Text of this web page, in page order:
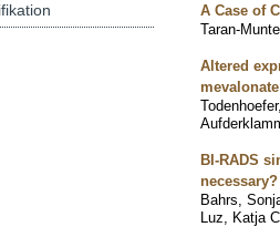
A Case of
Taran-
Altered
BI-RADS
necessary?
Bahrs,
Luz, Katja C.